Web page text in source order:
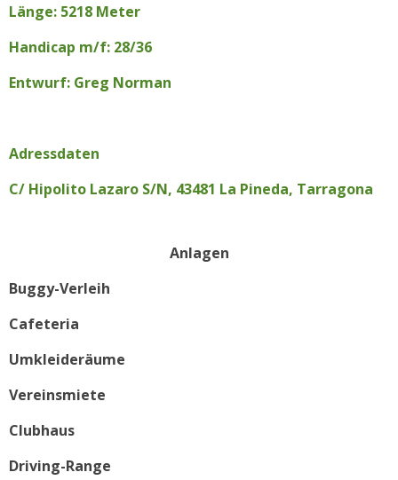
Länge: 5218 Meter
Handicap m/f: 28/36
Entwurf: Greg Norman
Adressdaten
C/ Hipolito Lazaro S/N, 43481 La Pineda, Tarragona
Anlagen
Buggy-Verleih
Cafeteria
Umkleideräume
Vereinsmiete
Clubhaus
Driving-Range